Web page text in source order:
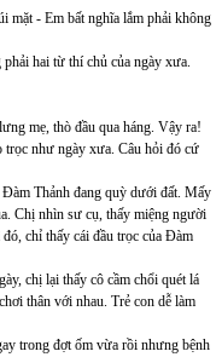
mặt - Em bất nghĩa lắm phải không
hai từ thí chủ của ngày xưa.
mẹ, thò đầu qua háng. Vậy ra!
trọc như ngày xưa. Câu hỏi đó cứ
Thảnh đang quỳ dưới đất. Mấy
Chị nhìn sư cụ, thấy miệng người
chỉ thấy cái đầu trọc của Đàm
chị lại thấy cô cầm chổi quét lá
thân với nhau. Trẻ con dễ làm
trong đợt ốm vừa rồi nhưng bệnh